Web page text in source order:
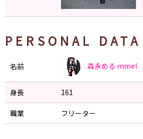
PERSONAL DATA
名前 森永める mmel
身長 161
職業 フリーター